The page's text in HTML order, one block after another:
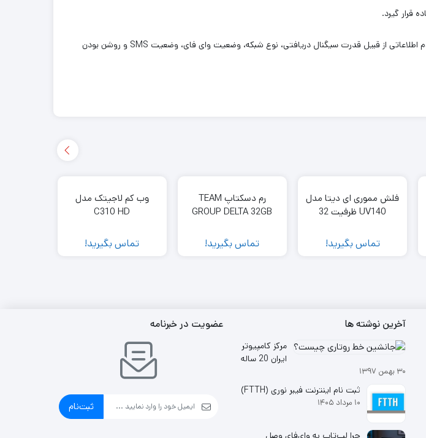
مودم DWR-932C-E1 از طریق کابل micro USB شارژ می شود. چراغ های LED موجود بر روی مودم اطلاعاتی از قبیل قدرت سیگنال دریافتی، نوع شبکه، وضعیت وای فای، وضعیت SMS و روشن بودن
فلش مموری ای دیتا مدل
UV140 ظرفیت 32
تماس بگیرید!
رم دسکتاپ TEAM
GROUP DELTA 32GB
تماس بگیرید!
وب کم لاجیتک مدل
C310 HD
تماس بگیرید!
آخرین نوشته ها
مرکز کامپیوتر
ایران 20 ساله
۳۰ بهمن ۱۳۹۷
ثبت نام اینترنت فیبر نوری (FTTH)
۱۰ مرداد ۱۴۰۵
عضویت در خبرنامه
ثبت‌نام